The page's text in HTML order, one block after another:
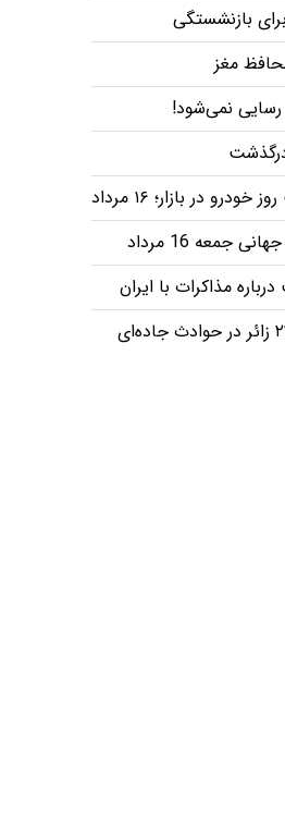
بازنشستگی
نمی‌شود!
در بازار؛ ۱۶ مرداد
جمعه 16 مرداد
مذاکرات با ایران
جان‌باختن ۲۴ زائر در حوادث جاده‌ای